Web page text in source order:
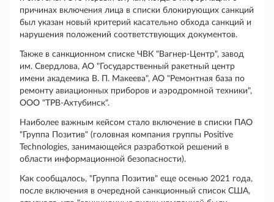
причинах включения лица в списки блокирующих санкций
был указан новый критерий касательно обхода санкций и
нарушения положений соответствующих документов.
Также в санкционном списке ЧВК "Вагнер-Центр", завод
им. Свердлова, АО "Государственный ракетный центр
имени академика В. П. Макеева", АО "Ремонтная база по
ремонту авиационных приборов и аэродромной техники",
ООО "ТРВ-Ахтубинск".
Наиболее важным кейсом стало включение в списки ПАО
"Группа Позитив" (головная компания группы Positive
Technologies, занимающейся разработкой решений в
области информационной безопасности).
Как сообщалось, "Группа Позитив" еще осенью 2021 года,
после включения в очередной санкционный список США,